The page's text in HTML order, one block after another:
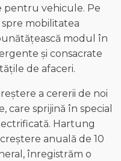
pentru vehicule. Pe
mobilitatea
modul în
și consacrate
de afaceri.
a cererii de noi
care sprijină în special
Hartung
anuală de 10
înregistrăm o